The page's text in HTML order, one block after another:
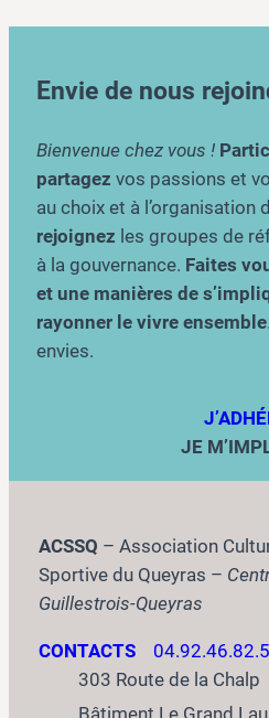
Envie de nous
Bienvenue chez vous !
partagez vos passions et
au choix et à l’organisation
rejoignez les groupes de
à la gouvernance. Faites
et une manières de
rayonner le vivre ensemble
envies.
JE
ACSSQ – Association
Sportive du Queyras –
Guillestrois-Queyras
CONTACTS
303 Route de la Chalp
Bâtiment Le Grand